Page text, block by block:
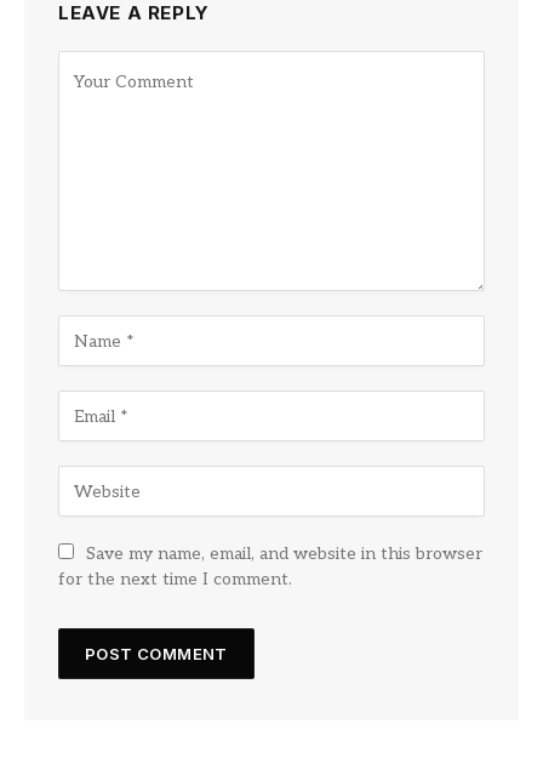
LEAVE A REPLY
Save my name, email, and website in this browser
for the next time I comment.